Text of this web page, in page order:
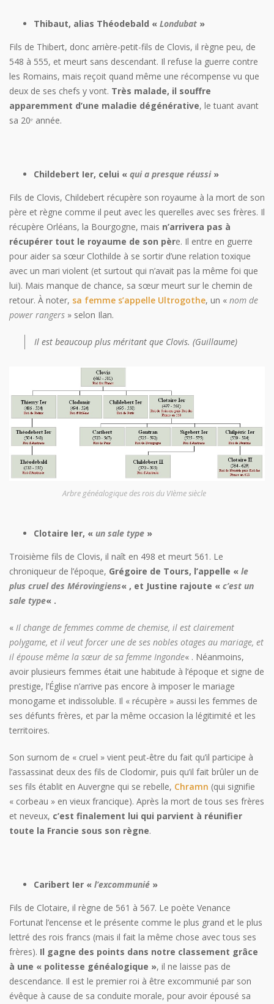
Thibaut, alias Théodebald « Londubat »
Fils de Thibert, donc arrière-petit-fils de Clovis, il règne peu, de
548 à 555, et meurt sans descendant. Il refuse la guerre contre
les Romains, mais reçoit quand même une récompense vu que
deux de ses chefs y vont. Très malade, il souffre
apparemment d’une maladie dégénérative, le tuant avant
sa 20ᵉ année.
Childebert Ier, celui « qui a presque réussi»
Fils de Clovis, Childebert récupère son royaume à la mort de son
père et règne comme il peut avec les querelles avec ses frères. Il
récupère Orléans, la Bourgogne, mais n’arrivera pas à
récupérer tout le royaume de son père. Il entre en guerre
pour aider sa sœur Clothilde à se sortir d’une relation toxique
avec un mari violent (et surtout qui n’avait pas la même foi que
lui). Mais manque de chance, sa sœur meurt sur le chemin de
retour. À noter, sa femme s’appelle Ultrogothe, un « nom de
power rangers » selon Ilan.
Il est beaucoup plus méritant que Clovis. (Guillaume)
Arbre généalogique des rois du VIème siècle
Clotaire Ier, « un sale type »
Troisième fils de Clovis, il naît en 498 et meurt 561. Le
chroniqueur de l’époque, Grégoire de Tours, l’appelle « le
plus cruel des Mérovingiens« , et Justine rajoute « c’est un
sale type« .
« Il change de femmes comme de chemise, il est clairement
polygame, et il veut forcer une de ses nobles otages au mariage, et
il épouse même la sœur de sa femme Ingonde« . Néanmoins,
avoir plusieurs femmes était une habitude à l’époque et signe de
prestige, l’Église n’arrive pas encore à imposer le mariage
monogame et indissoluble. Il « récupère » aussi les femmes de
ses défunts frères, et par la même occasion la légitimité et les
territoires.
Son surnom de « cruel » vient peut-être du fait qu’il participe à
l’assassinat deux des fils de Clodomir, puis qu’il fait brûler un de
ses fils établit en Auvergne qui se rebelle, Chramn (qui signifie
« corbeau » en vieux francique). Après la mort de tous ses frères
et neveux, c’est finalement lui qui parvient à réunifier
toute la Francie sous son règne.
Caribert Ier « l’excommunié »
Fils de Clotaire, il règne de 561 à 567. Le poète Venance
Fortunat l’encense et le présente comme le plus grand et le plus
lettré des rois francs (mais il fait la même chose avec tous ses
frères). Il gagne des points dans notre classement grâce
à une « politesse généalogique », il ne laisse pas de
descendance. Il est le premier roi à être excommunié par son
évêque à cause de sa conduite morale, pour avoir épousé sa